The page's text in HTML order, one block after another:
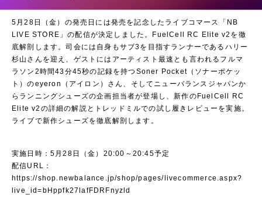
5月28日（金）の発売日には発売を記念したライブコマース「NB
LIVE STORE」の配信が決定しました。FuelCell RC Elite v2を徹
底解剖します。司会には自身もサブ3を目指すランナーであるハリー
杉山さんを迎え、ゲストにはアーティスト最速とも言われるフルマ
ラソン2時間43分45秒の記録を持つSoner Pocket（ソナーポケッ
ト）のeyeron（アイロン）さん、そしてニューバランスジャパンか
らランニングシューズの企画担当者が登場し、新作のFuelCell RC
Elite v2の詳細の解説とトレッドミルでの試し履きレビューを実施。
ライブで新作シューズを徹底解剖します。
実施日時：5月28日（金）20:00～20:45予定
配信URL：
https://shop.newbalance.jp/shop/pages/livecommerce.aspx?
live_id=bHppfk27lafFDRFnyzld